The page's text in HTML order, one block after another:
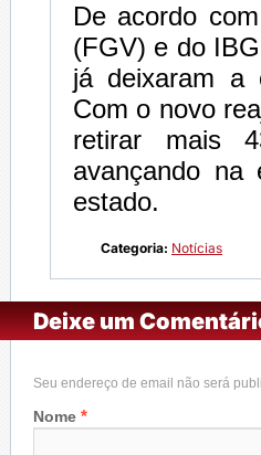
De acordo
(FGV) e do
já deixaram a
Com o novo
retirar mais
avançando na
estado.
Categoria: Notícias
Deixe um
Seu endereço de email não será
Nome *